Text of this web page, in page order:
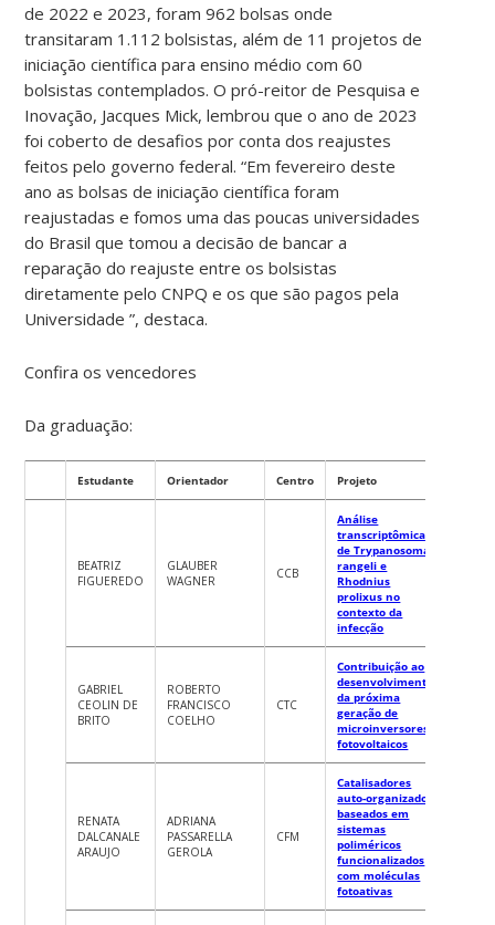
de 2022 e 2023, foram 962 bolsas onde
transitaram 1.112 bolsistas, além de 11 projetos de
iniciação científica para ensino médio com 60
bolsistas contemplados. O pró-reitor de Pesquisa e
Inovação, Jacques Mick, lembrou que o ano de 2023
foi coberto de desafios por conta dos reajustes
feitos pelo governo federal. “Em fevereiro deste
ano as bolsas de iniciação científica foram
reajustadas e fomos uma das poucas universidades
do Brasil que tomou a decisão de bancar a
reparação do reajuste entre os bolsistas
diretamente pelo CNPQ e os que são pagos pela
Universidade ”, destaca.
Confira os vencedores
Da graduação:
Estudante Orientador Centro Projeto
BEATRIZ
FIGUEREDO
GLAUBER
WAGNER
CCB
Análise
transcriptômica
de Trypanosoma
rangeli e
Rhodnius
prolixus no
contexto da
infecção
GABRIEL
CEOLIN DE
BRITO
ROBERTO
FRANCISCO
COELHO
CTC
Contribuição ao
desenvolvimento
da próxima
geração de
microinversores
fotovoltaicos
RENATA
DALCANALE
ARAUJO
ADRIANA
PASSARELLA
GEROLA
CFM
Catalisadores
auto-organizados
baseados em
sistemas
poliméricos
funcionalizados
com moléculas
fotoativas